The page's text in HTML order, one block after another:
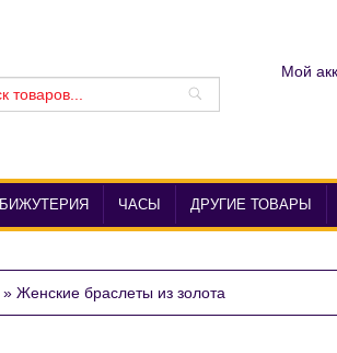
Мой
БИЖУТЕРИЯ ЧАСЫ ДРУГИЕ ТОВАРЫ
» Женские браслеты из золота